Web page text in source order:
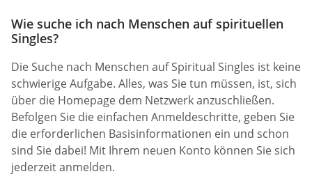
Wie suche ich nach Menschen auf spirituellen
Singles?
Die Suche nach Menschen auf Spiritual Singles ist keine
schwierige Aufgabe. Alles, was Sie tun müssen, ist, sich
über die Homepage dem Netzwerk anzuschließen.
Befolgen Sie die einfachen Anmeldeschritte, geben Sie
die erforderlichen Basisinformationen ein und schon
sind Sie dabei! Mit Ihrem neuen Konto können Sie sich
jederzeit anmelden.